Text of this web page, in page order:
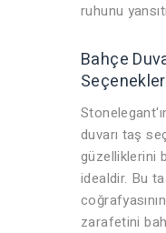
ruhunu
Bahçe
duvarı taş
güzelliklerini
idealdir. Bu
zarafetini